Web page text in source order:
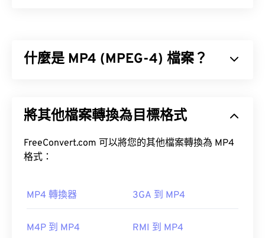
但能保持較高的視頻品質。
如何開啟 Xvid 檔案？
啟。 DivX 為 PC 開發了 Xvid，但它也可以在 Mac
OS X、Linux 和 Windows 上正常開啟。
什麼是 MP4 (MPEG-4) 檔案？
統相容，使用編解碼器來壓縮檔案大小，從而產生易
用於在網路上進行串流媒體播放，例如在 YouTube
上。許多人認為 MP4 是當今最好的視訊格式之一。
MP4 檔案會在作業系統的預設視訊播放器中開啟。
將其他檔案轉換為目標格式
FreeConvert.com 可以將您的其他檔案轉換為 MP4
格式：
MP4 轉換器 3GA 到 MP4
M4P 到 MP4 RMI 到 MP4